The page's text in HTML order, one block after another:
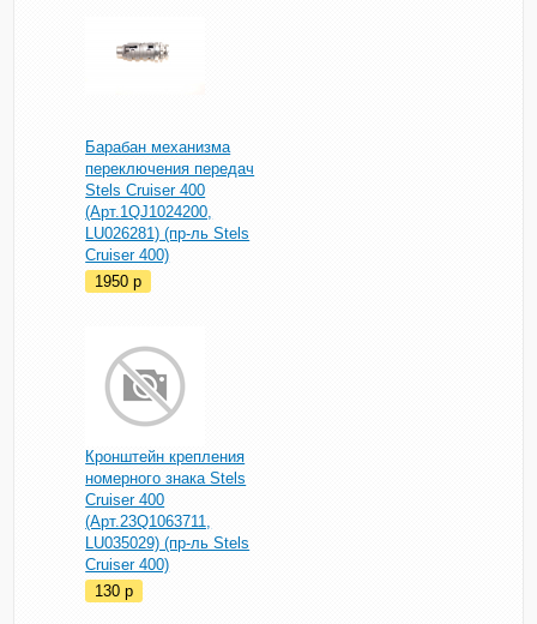
Барабан механизма
переключения передач
Stels Cruiser 400
(Арт.1QJ1024200,
LU026281) (пр-ль Stels
Cruiser 400)
1950p
Кронштейн крепления
номерного знака Stels
Cruiser 400
(Арт.23Q1063711,
LU035029) (пр-ль Stels
Cruiser 400)
130p